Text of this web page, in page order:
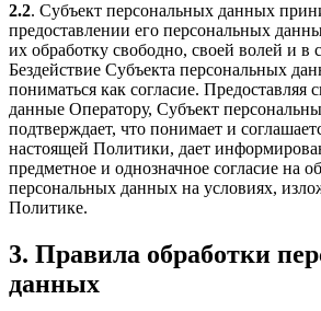
2.2. Субъект персональных данных
предоставлении его персональных
их обработку свободно, своей волей и в
Бездействие Субъекта персональных
пониматься как согласие. Предоставляя
данные Оператору, Субъект
подтверждает, что понимает и
настоящей Политики, дает
предметное и однозначное согласие на
персональных данных на условиях,
Политике.
3. Правила обработки
данных